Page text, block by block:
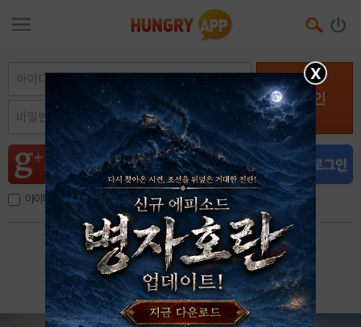
로그인
아이디, 이메일 저장
아이디 / 비밀번호 찾기 회원가입
X